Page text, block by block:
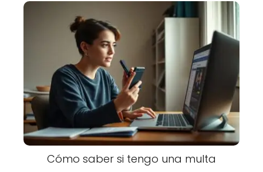
Cómo saber si tengo una multa